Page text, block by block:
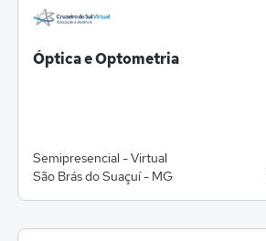
Óptica e Optometria
Semipresencial - Virtual
São Brás do Suaçuí - MG